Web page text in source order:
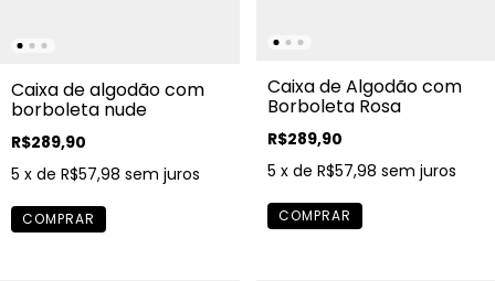
Caixa de algodão com
borboleta nude
R$289,90
5 x de R$57,98 sem juros
Caixa de Algodão com
Borboleta Rosa
R$289,90
5 x de R$57,98 sem juros